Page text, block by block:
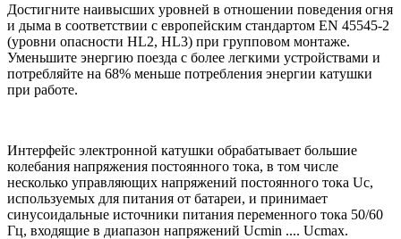
Достигните наивысших уровней в отношении поведения огня
и дыма в соответствии с европейским стандартом EN 45545-2
(уровни опасности HL2, HL3) при групповом монтаже.
Уменьшите энергию поезда с более легкими устройствами и
потребляйте на 68% меньше потребления энергии катушки
при работе.
Интерфейс электронной катушки обрабатывает большие
колебания напряжения постоянного тока, в том числе
несколько управляющих напряжений постоянного тока Uc,
используемых для питания от батареи, и принимает
синусоидальные источники питания переменного тока 50/60
Гц, входящие в диапазон напряжений Ucmin .... Ucmax.